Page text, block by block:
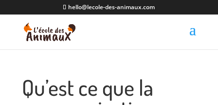
hello@lecole-des-animaux.com
Qu’est ce que la